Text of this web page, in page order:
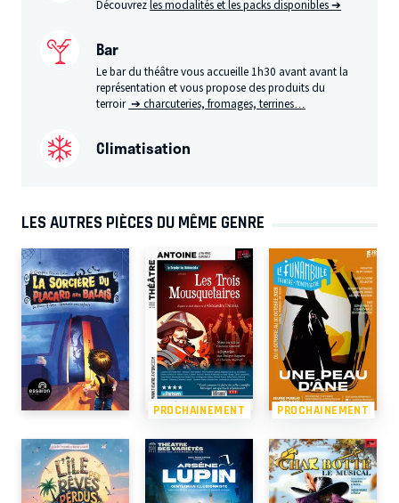
Découvrezles modalités et les packs disponibles ➔
Bar
Le bar du théâtre vous accueille 1h30 avant avant la
représentation et vous propose des produits du
terroir ➔ charcuteries, fromages, terrines…
Climatisation
LES AUTRES PIÈCES DU MÊME GENRE
PROCHAINEMENT PROCHAINEMENT